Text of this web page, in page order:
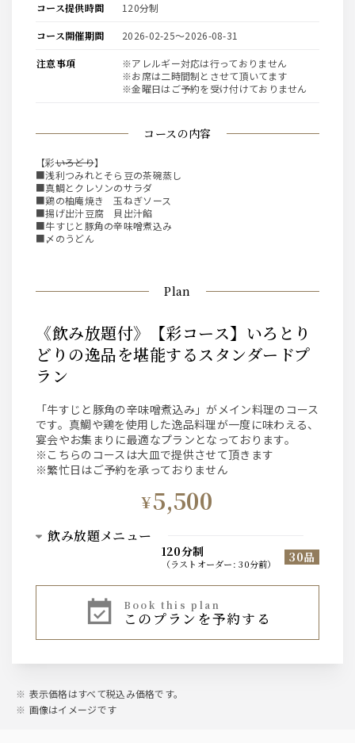
コースの内容
【彩いろどり】
■浅利つみれとそら豆の茶碗蒸し
■真鯛とクレソンのサラダ
■鶏の柚庵焼き 玉ねぎソース
■揚げ出汁豆腐 貝出汁餡
■牛すじと豚角の辛味噌煮込み
■〆のうどん
コース提供時間 120分制
コース開催期間 2026-02-25〜2026-08-31
注意事項
※アレルギー対応は行っておりません
※お席は二時間制とさせて頂いてます
※金曜日はご予約を受け付けておりません
Plan
《飲み放題付》【彩コース】いろとり
どりの逸品を堪能するスタンダードプ
ラン
「牛すじと豚角の辛味噌煮込み」がメイン料理のコース
です。真鯛や鶏を使用した逸品料理が一度に味わえる、
宴会やお集まりに最適なプランとなっております。
※こちらのコースは大皿で提供させて頂きます
※繁忙日はご予約を承っておりません
¥5,500
飲み放題メニュー
120分制
（ ラストオーダー:30分前） 30品
・サントリーザ・プレミアムモルツ中瓶
・ジムビーム
book this plan
このプランを予約する
表示価格はすべて税込み価格です。
画像はイメージです